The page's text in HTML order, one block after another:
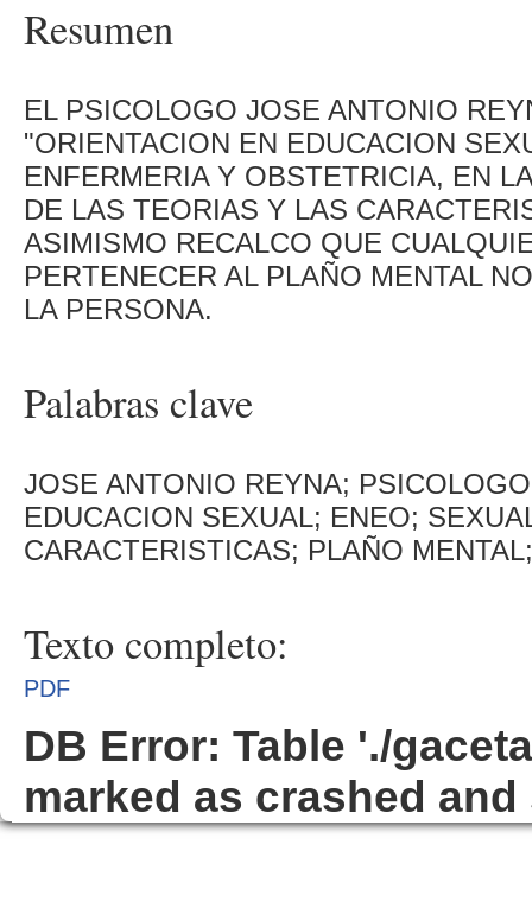
Resumen
EL PSICOLOGO JOSE ANTONIO
"ORIENTACION EN EDUCACION
ENFERMERIA Y OBSTETRICIA, EN
DE LAS TEORIAS Y LAS
ASIMISMO RECALCO QUE
PERTENECER AL PLAÑO MENTAL
LA PERSONA.
Palabras clave
JOSE ANTONIO REYNA;
EDUCACION SEXUAL; ENEO;
CARACTERISTICAS; PLAÑO
Texto completo:
PDF
DB Error: Table './
marked as crashed